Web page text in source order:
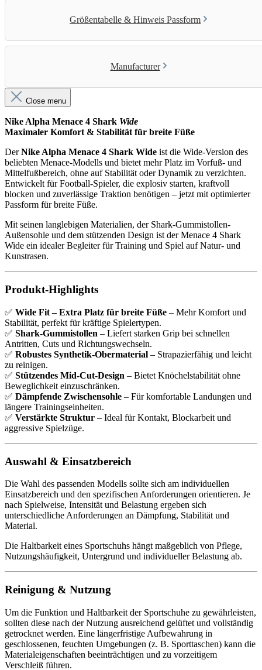
Größentabelle & Hinweis Passform
Manufacturer
Close menu
Nike Alpha Menace 4 Shark Wide
Maximaler Komfort & Stabilität für breite Füße
DerNike Alpha Menace 4 Shark Wide ist die Wide-Version des
beliebten Menace-Modells und bietet mehr Platz im Vorfuß- und
Mittelfußbereich, ohne auf Stabilität oder Dynamik zu verzichten.
Entwickelt für Football-Spieler, die explosiv starten, kraftvoll
blocken und zuverlässige Traktion benötigen – jetzt mit optimierter
Passform für breite Füße.
Mit seinen langlebigen Materialien, der Shark-Gummistollen-
Außensohle und dem stützenden Design ist der Menace 4 Shark
Wide ein idealer Begleiter für Training und Spiel auf Natur- und
Kunstrasen.
Produkt-Highlights
✅ Wide Fit – Extra Platz für breite Füße – Mehr Komfort und
Stabilität, perfekt für kräftige Spielertypen.
✅ Shark-Gummistollen – Liefert starken Grip bei schnellen
Antritten, Cuts und Richtungswechseln.
✅ Robustes Synthetik-Obermaterial – Strapazierfähig und leicht
zu reinigen.
✅ Stützendes Mid-Cut-Design – Bietet Knöchelstabilität ohne
Beweglichkeit einzuschränken.
✅ Dämpfende Zwischensohle – Für komfortable Landungen und
längere Trainingseinheiten.
✅ Verstärkte Struktur – Ideal für Kontakt, Blockarbeit und
aggressive Spielzüge.
Auswahl & Einsatzbereich
Die Wahl des passenden Modells sollte sich am individuellen
Einsatzbereich und den spezifischen Anforderungen orientieren. Je
nach Spielweise, Intensität und Belastung ergeben sich
unterschiedliche Anforderungen an Dämpfung, Stabilität und
Material.
Die Haltbarkeit eines Sportschuhs hängt maßgeblich von Pflege,
Nutzungshäufigkeit, Untergrund und individueller Belastung ab.
Reinigung & Nutzung
Um die Funktion und Haltbarkeit der Sportschuhe zu gewährleisten,
sollten diese nach der Nutzung ausreichend gelüftet und vollständig
getrocknet werden. Eine längerfristige Aufbewahrung in
geschlossenen, feuchten Umgebungen (z. B. Sporttaschen) kann die
Materialeigenschaften beeinträchtigen und zu vorzeitigem
Verschleiß führen.